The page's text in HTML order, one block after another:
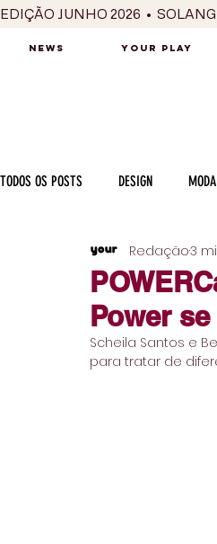
EDIÇÃO JUNHO 2026  •
NEWS YOUR PLAY
TODOS OS POSTS DESIGN MODA
MÚSICA SÉRIES /
CULINÁRIA
Power
Redação3
Scheila Santos e
para tratar de